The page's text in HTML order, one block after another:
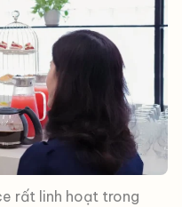
rất linh hoạt trong